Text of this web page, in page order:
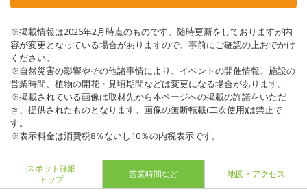
※掲載情報は2026年2月時点のものです。随時更新をしておりますが内
容が変更となっている場合がありますので、事前にご確認の上おでかけ
ください。
※自然災害の影響やその他諸事情により、イベントの開催情報、施設の
営業時間、植物の開花・見頃期間などは変更になる場合があります。
※掲載されている画像は取材先から本ページへの掲載の許諾をいただ
き、提供されたものとなります。画像の無断転載(二次使用)は禁止で
す。
※表示料金は消費税8％ないし10％の内税表示です。
スポット詳細
トップ
営業時間など 地図・アクセス